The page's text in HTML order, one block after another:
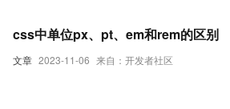
文章 2023-11-06 来自：开发者社区
css中单位px、pt、em和rem的区别